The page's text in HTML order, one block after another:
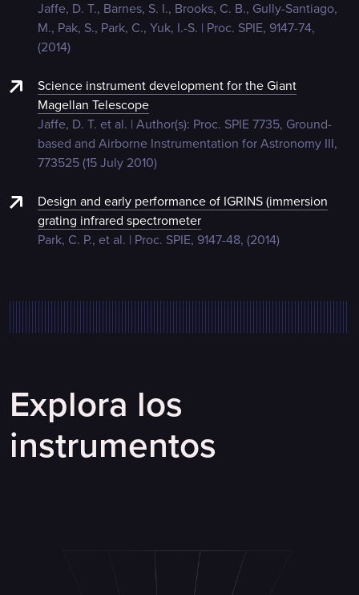
Jaffe, D. T., Barnes, S. I., Brooks, C. B., Gully-Santiago,
M., Pak, S., Park, C., Yuk, I.-S. | Proc. SPIE, 9147-74,
(2014)
Science instrument development for the Giant
Magellan Telescope
Jaffe, D. T. et al. | Author(s): Proc. SPIE 7735, Ground-
based and Airborne Instrumentation for Astronomy III,
773525 (15 July 2010)
Design and early performance of IGRINS (immersion
grating infrared spectrometer
Park, C. P., et al. | Proc. SPIE, 9147-48, (2014)
Explora los
instrumentos